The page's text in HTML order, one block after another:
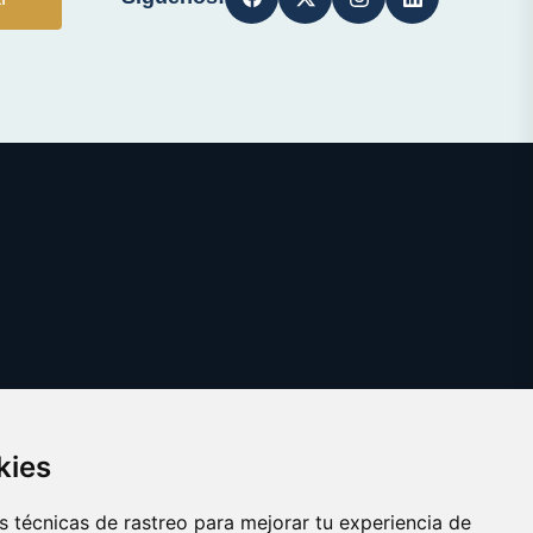
técnicas de rastreo para mejorar tu experiencia de